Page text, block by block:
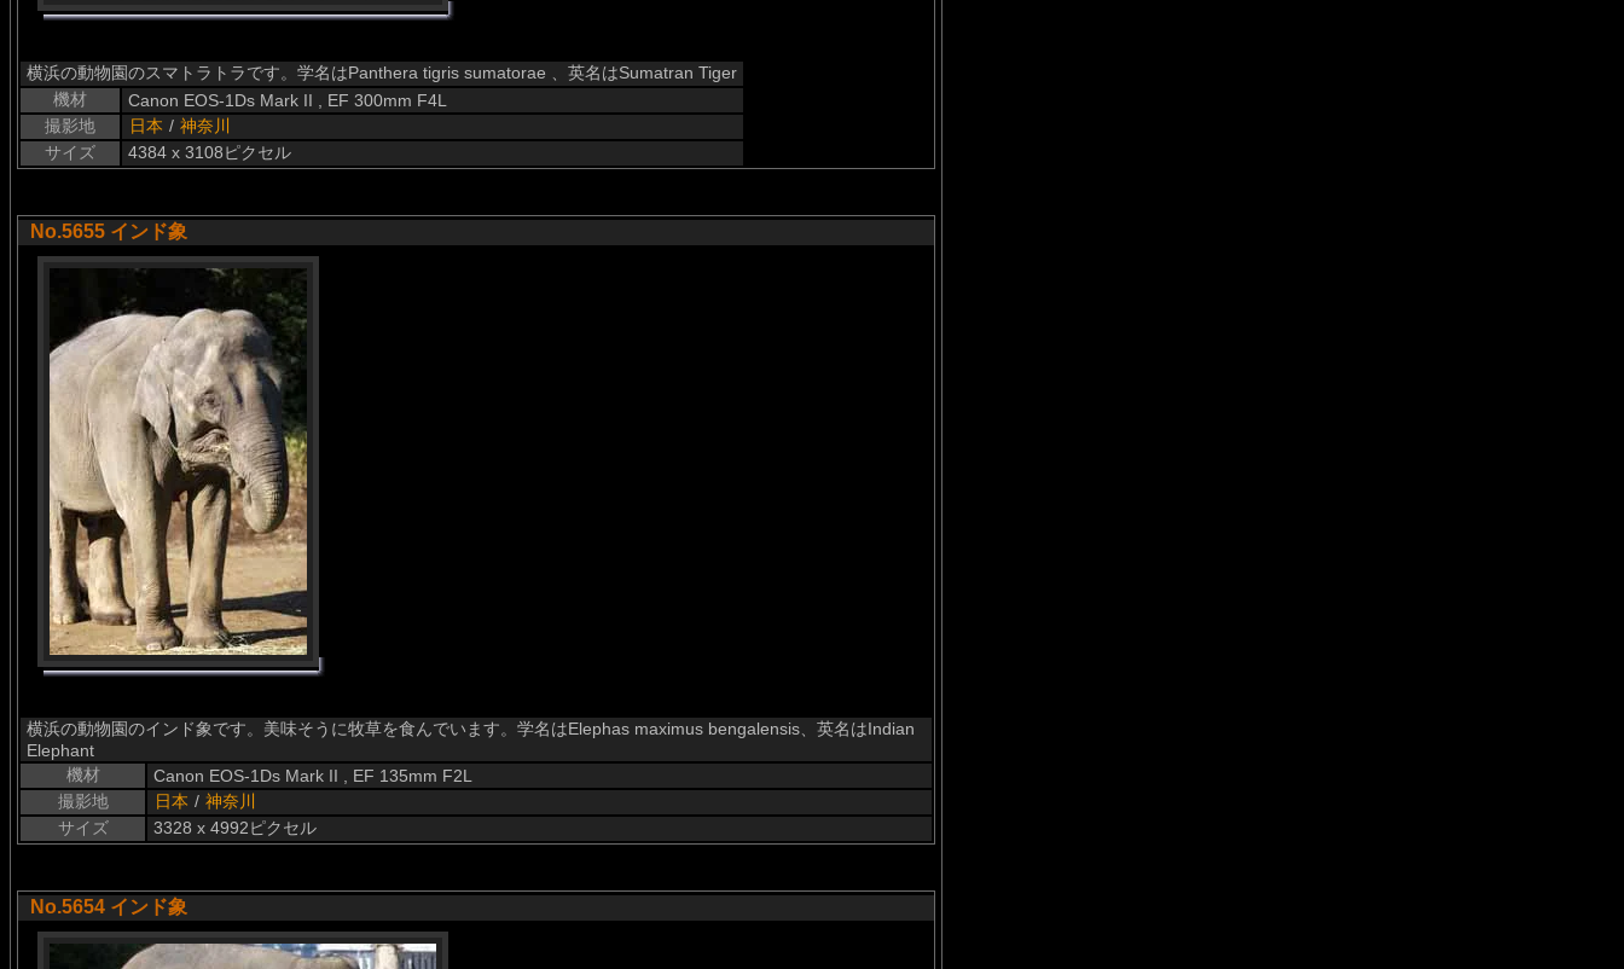
横浜の動物園のスマトラトラです。学名はPanthera tigris sumatorae 、英名はSumatran Tiger
機材
Canon EOS-1Ds Mark II , EF 300mm F4L
撮影地
日本 / 神奈川
サイズ
4384 x 3108ピクセル
No.5655 インド象
横浜の動物園のインド象です。美味そうに牧草を食んでいます。学名はElephas maximus bengalensis、英名はIndian
Elephant
機材
Canon EOS-1Ds Mark II , EF 135mm F2L
撮影地
日本 / 神奈川
サイズ
3328 x 4992ピクセル
No.5654 インド象